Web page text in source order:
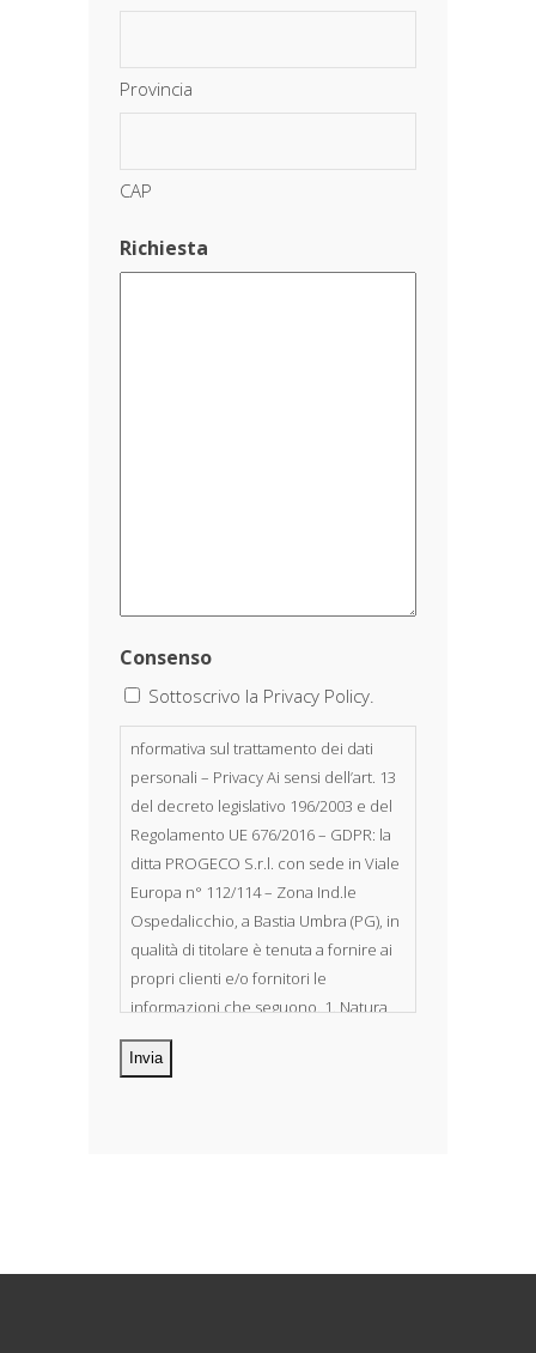
Provincia
CAP
Richiesta
Consenso
Sottoscrivo la Privacy Policy.
nformativa sul trattamento dei dati
personali – Privacy Ai sensi dell’art. 13
del decreto legislativo 196/2003 e del
Regolamento UE 676/2016 – GDPR: la
ditta PROGECO S.r.l. con sede in Viale
Europa n° 112/114 – Zona Ind.le
Ospedalicchio, a Bastia Umbra (PG), in
qualità di titolare è tenuta a fornire ai
propri clienti e/o fornitori le
informazioni che seguono. 1. Natura
dei dati personali Costituiscono
oggetto di trattamento i Suoi dati